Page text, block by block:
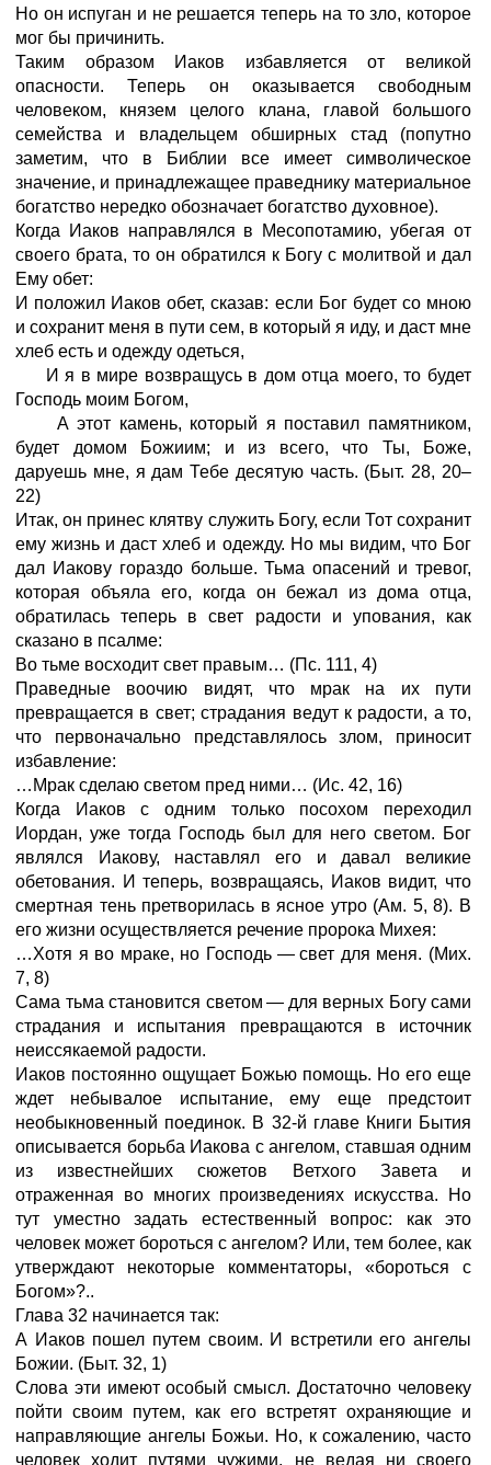
Но он испуган и не решается теперь на то зло, которое
мог бы причинить.
Таким образом Иаков избавляется от великой
опасности. Теперь он оказывается свободным
человеком, князем целого клана, главой большого
семейства и владельцем обширных стад (попутно
заметим, что в Библии все имеет символическое
значение, и принадлежащее праведнику материальное
богатство нередко обозначает богатство духовное).
Когда Иаков направлялся в Месопотамию, убегая от
своего брата, то он обратился к Богу с молитвой и дал
Ему обет:
И положил Иаков обет, сказав: если Бог будет со мною
и сохранит меня в пути сем, в который я иду, и даст мне
хлеб есть и одежду одеться,
И я в мире возвращусь в дом отца моего, то будет
Господь моим Богом,
А этот камень, который я поставил памятником,
будет домом Божиим; и из всего, что Ты,
Боже,
даруешь мне, я дам Тебе десятую часть. (Быт. 28, 20–
22)
Итак, он принес клятву служить Богу, если Тот сохранит
ему жизнь и даст хлеб и одежду. Но мы видим, что Бог
дал Иакову гораздо больше. Тьма опасений и тревог,
которая объяла его, когда он бежал из дома отца,
обратилась теперь в свет радости и упования, как
сказано в псалме:
Во тьме восходит свет правым… (Пс. 111, 4)
Праведные воочию видят, что мрак на их пути
превращается в свет; страдания ведут к радости, а то,
что первоначально представлялось злом, приносит
избавление:
…Мрак сделаю светом пред ними… (Ис. 42, 16)
Когда Иаков с одним только посохом переходил
Иордан, уже тогда Господь был для него светом. Бог
являлся Иакову, наставлял его и давал великие
обетования. И теперь, возвращаясь, Иаков видит, что
смертная тень претворилась в ясное утро (Ам. 5, 8). В
его жизни осуществляется речение пророка Михея:
…Хотя я во мраке, но Господь — свет для меня. (Мих.
7, 8)
Сама тьма становится светом — для верных Богу сами
страдания и испытания превращаются в источник
неиссякаемой радости.
Иаков постоянно ощущает Божью помощь. Но его еще
ждет небывалое испытание, ему еще предстоит
необыкновенный поединок. В 32-й главе Книги Бытия
описывается борьба Иакова с ангелом, ставшая одним
из известнейших сюжетов Ветхого Завета и
отраженная во многих произведениях искусства. Но
тут уместно задать естественный вопрос: как это
человек может бороться с ангелом? Или, тем более, как
утверждают некоторые комментаторы, «бороться с
Богом»?..
Глава 32 начинается так:
А Иаков пошел путем своим. И встретили его ангелы
Божии. (Быт. 32, 1)
Слова эти имеют особый смысл. Достаточно человеку
пойти своим путем, как его встретят охраняющие и
направляющие ангелы Божьи. Но, к сожалению, часто
человек ходит путями чужими, не ведая ни своего